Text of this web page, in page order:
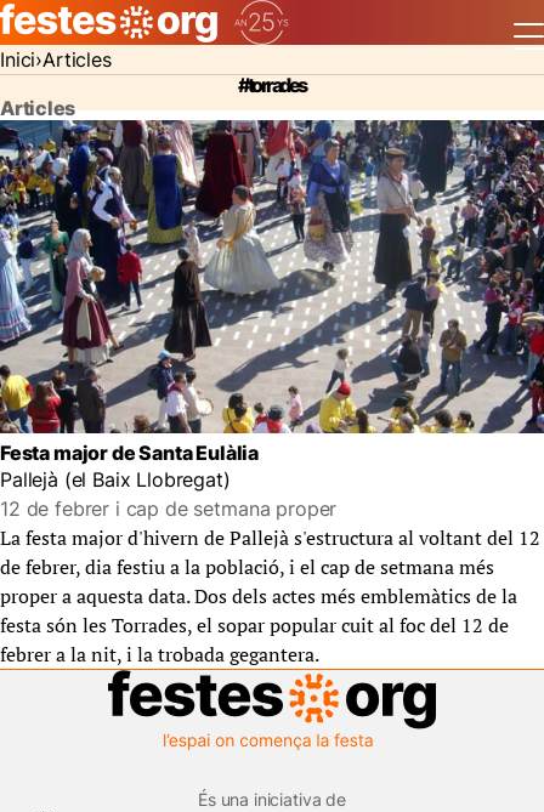
Inici Articles
#torrades
Articles
Festa major de Santa Eulàlia
Pallejà (el Baix Llobregat)
12 de febrer i cap de setmana proper
La festa major d'hivern de Pallejà s'estructura al voltant del 12
de febrer, dia festiu a la població, i el cap de setmana més
proper a aquesta data. Dos dels actes més emblemàtics de la
festa són les Torrades, el sopar popular cuit al foc del 12 de
febrer a la nit, i la trobada gegantera.
És una iniciativa de